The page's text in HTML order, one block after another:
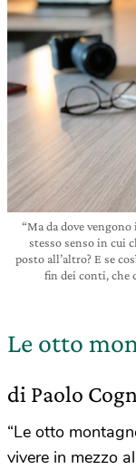
“Ma da dove
stesso senso in cui
posto all’altro? E se
fin dei conti, che
Le otto
di Paolo
“Le otto
vivere in mezzo